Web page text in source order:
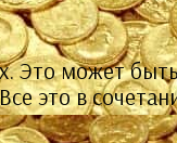
Это может
это в